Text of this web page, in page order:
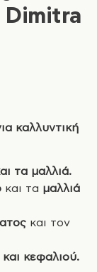
Dimitra
καλλυντική
τα μαλλιά.
και τα μαλλιά
και τον
κεφαλιού.